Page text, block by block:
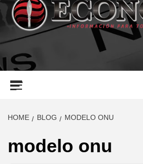
INFORMACIÓN PARA TOMAR
HOME BLOG MODELO ONU
modelo onu